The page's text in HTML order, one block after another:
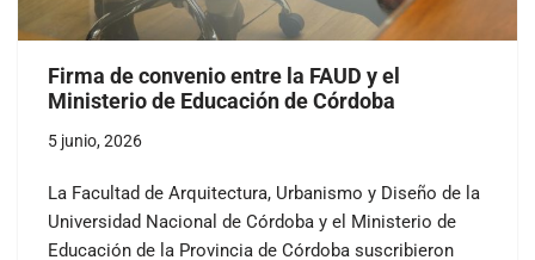
Firma de convenio entre la FAUD y el
Ministerio de Educación de Córdoba
5 junio, 2026
La Facultad de Arquitectura, Urbanismo y Diseño de la
Universidad Nacional de Córdoba y el Ministerio de
Educación de la Provincia de Córdoba suscribieron